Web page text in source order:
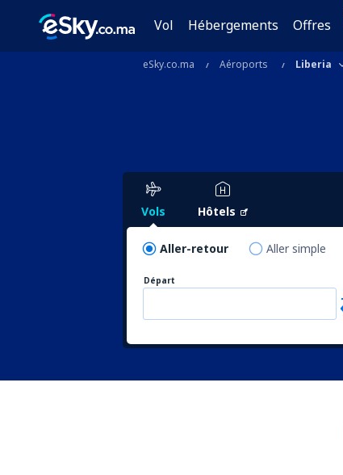
Vol Hébergements Offres
eSky.co.ma Aéroports Liberia
Vols Hôtels
Aller-retour Aller simple
Départ